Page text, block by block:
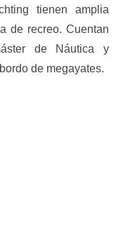
tienen amplia
de recreo. Cuentan
de Náutica y
de megayates.